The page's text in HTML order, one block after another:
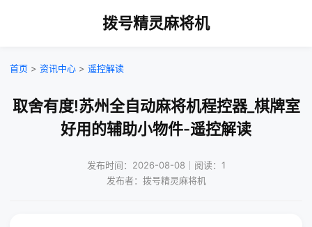
拨号精灵麻将机
首页 > 资讯中心 > 遥控解读
取舍有度!苏州全自动麻将机程控器_棋牌室
好用的辅助小物件-遥控解读
发布时间：2026-08-08｜阅读：1
发布者：拨号精灵麻将机